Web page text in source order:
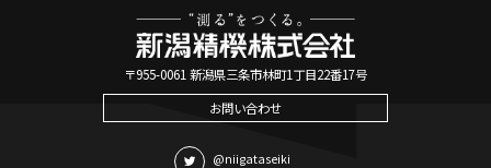
〒955-0061 新潟県三条市林町1丁目22番17号
お問い合わせ
@niigataseiki